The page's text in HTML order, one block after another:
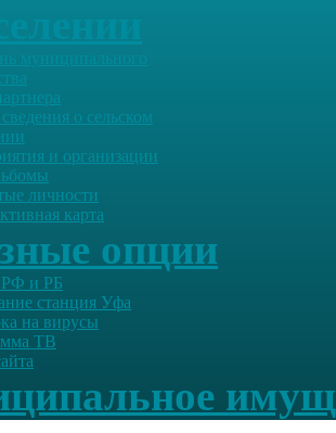
муниципального
о сельском
и организации
личности
карта
опции
и РБ
станция Уфа
на вирусы
ТВ